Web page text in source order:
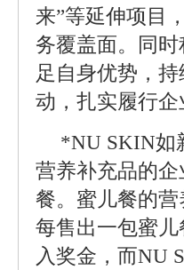
来”等延伸项目
务覆盖面。同
足自身优势，
动，扎实履行企
*NU SKIN如
营养补充品的
餐。蜜儿餐的
每售出一包蜜
入奖金，而NU